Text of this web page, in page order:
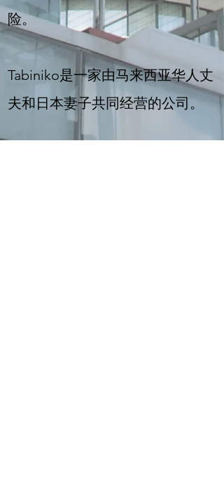
险。
Tabiniko是一家由马来西亚华人丈
夫和日本妻子共同经营的公司。